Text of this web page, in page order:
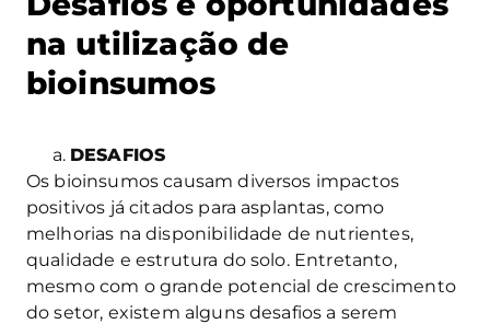
na utilização de
bioinsumos
DESAFIOS
Os bioinsumos causam diversos impactos
positivos já citados para asplantas, como
melhorias na disponibilidade de nutrientes,
qualidade e estrutura do solo. Entretanto,
mesmo com o grande potencial de crescimento
do setor, existem alguns desafios a serem